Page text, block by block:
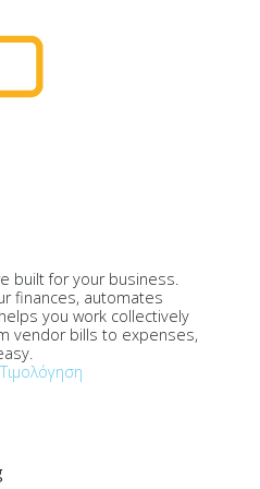
built for your business.
finances, automates
you work collectively
vendor bills to expenses,
Τιμολόγηση